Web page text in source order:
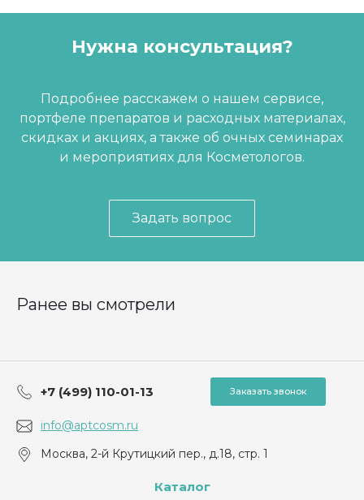
Нужна консультация?
Подробнее расскажем о нашем сервисе,
портфеле препаратов и расходных материалах,
скидках и акциях, а также об очных семинарах
и мероприятиях для Косметологов.
Задать вопрос
Ранее вы смотрели
+7 (499) 110-01-13 Заказать звонок
info@aptcosm.ru
Москва, 2-й Крутицкий пер., д.18, стр. 1
Каталог